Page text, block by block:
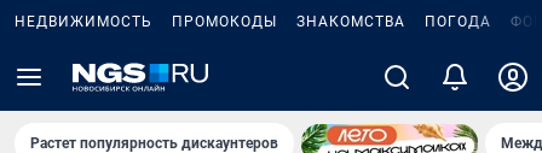
НЕДВИЖИМОСТЬ ПРОМОКОДЫ ЗНАКОМСТВА ПОГОДА
Растет популярность дискаунтеров